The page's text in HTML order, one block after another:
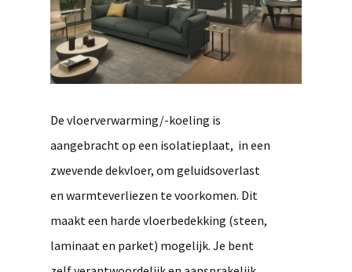
De vloerverwarming/-koeling is
aangebracht op een isolatieplaat, in een
zwevende dekvloer, om geluidsoverlast
en warmteverliezen te voorkomen. Dit
maakt een harde vloerbedekking (steen,
laminaat en parket) mogelijk. Je bent